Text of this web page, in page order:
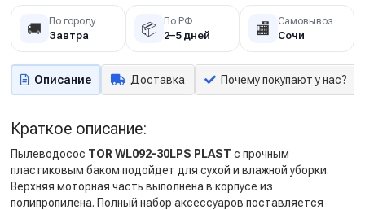
🚚 По городу
Завтра 📦 По РФ
2–5 дней 🏬 Самовывоз
Сочи
Описание Доставка Почему покупают у нас?
Краткое описание:
Пылеводосос TOR WL092-30LPS PLAST с прочным
пластиковым баком подойдет для сухой и влажной уборки.
Верхняя моторная часть выполнена в корпусе из
полипропилена. Полный набор аксессуаров поставляется